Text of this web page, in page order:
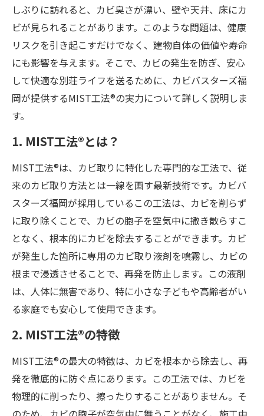
しぶりに訪れると、カビ臭さが漂い、壁や天井、床にカ
ビが見られることがあります。このような問題は、健康
リスクを引き起こすだけでなく、建物自体の価値や寿命
にも影響を与えます。そこで、カビの発生を防ぎ、安心
して快適な別荘ライフを送るために、カビバスターズ福
岡が提供するMIST工法®の実力について詳しく説明しま
す。
1. MIST工法®とは？
MIST工法®は、カビ取りに特化した専門的な工法で、従
来のカビ取り方法とは一線を画す最新技術です。カビバ
スターズ福岡が採用しているこの工法は、カビを削らず
に取り除くことで、カビの胞子を空気中に撒き散らすこ
となく、根本的にカビを除去することができます。カビ
が発生した箇所に専用のカビ取り液剤を噴霧し、カビの
根まで浸透させることで、再発を防止します。この液剤
は、人体に無害であり、特に小さな子どもや高齢者がい
る家庭でも安心して使用できます。
2. MIST工法®の特徴
MIST工法®の最大の特徴は、カビを根本から除去し、再
発を徹底的に防ぐ点にあります。この工法では、カビを
物理的に削ったり、擦ったりすることがありません。そ